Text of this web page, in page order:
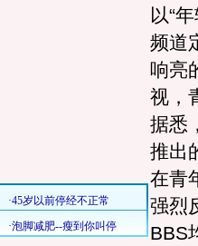
以“
频道
响亮
视，
据悉
推出
在青
强烈
BBS